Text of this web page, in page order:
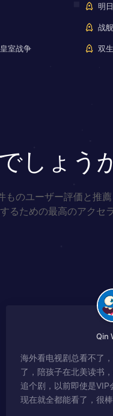
明
战
室战争 双
しょう
ものユーザー評価と推
るための最高のアクセ
Qin
海外看电视剧总看不了
了，陪孩子在北美读书
追个剧，以前即使是VIP
现在就全都能看了，很